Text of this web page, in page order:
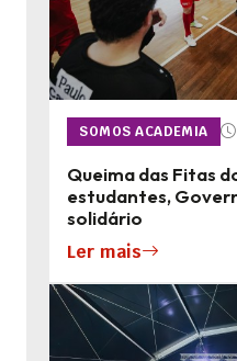
SOMOS ACADEMIA
Queima das Fitas
estudantes,
solidário
Ler mais